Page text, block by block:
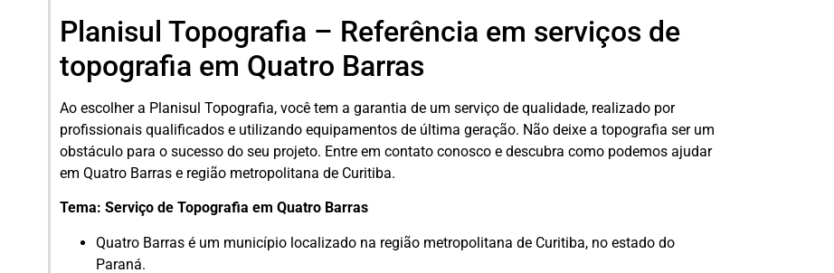
Planisul Topografia – Referência em serviços de
topografia em Quatro Barras
Ao escolher a Planisul Topografia, você tem a garantia de um serviço de qualidade, realizado por
profissionais qualificados e utilizando equipamentos de última geração. Não deixe a topografia ser um
obstáculo para o sucesso do seu projeto. Entre em contato conosco e descubra como podemos ajudar
em Quatro Barras e região metropolitana de Curitiba.
Tema: Serviço de Topografia em Quatro Barras
Quatro Barras é um município localizado na região metropolitana de Curitiba, no estado do
Paraná.